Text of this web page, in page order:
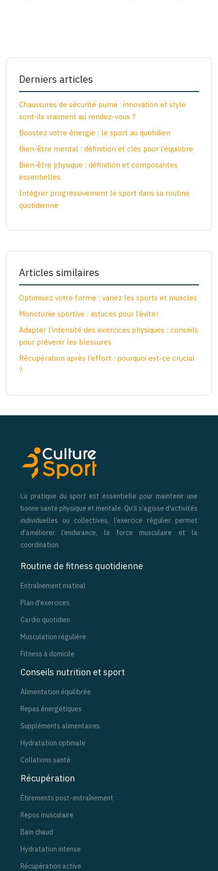
Derniers articles
Chaussures de sécurité puma : innovation et style
sont-ils vraiment au rendez-vous ?
Boostez votre énergie : le sport au quotidien
Bien-être mental : définition et clés pour l’équilibre
Bien-être physique : définition et composantes
essentielles
Intégrer progressivement le sport dans sa routine
quotidienne
Articles similaires
Optimisez votre forme : variez les sports et muscles
Monotonie sportive : astuces pour l’éviter
Adapter l’intensité des exercices physiques : conseils
pour prévenir les blessures
Récupération après l’effort : pourquoi est-ce crucial
?
La pratique du sport est essentielle pour maintenir une
bonne santé physique et mentale. Qu’il s’agisse d’activités
individuelles ou collectives, l’exercice régulier permet
d’améliorer l’endurance, la force musculaire et la
coordination.
Routine de fitness quotidienne
Entraînement matinal
Plan d'exercices
Cardio quotidien
Musculation régulière
Fitness à domicile
Conseils nutrition et sport
Alimentation équilibrée
Repas énergétiques
Suppléments alimentaires
Hydratation optimale
Collations santé
Récupération
Étirements post-entraînement
Repos musculaire
Bain chaud
Hydratation intense
Récupération active